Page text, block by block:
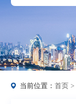
当前位置： 首页 >